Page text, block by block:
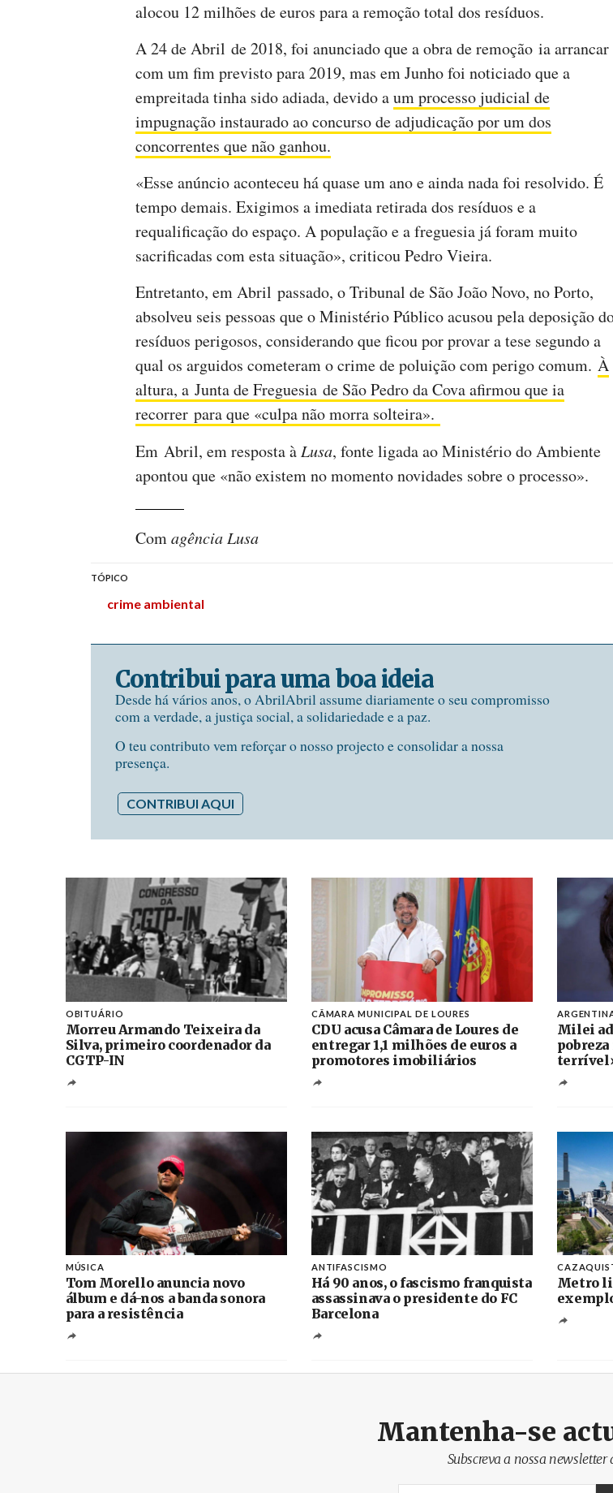
alocou 12 milhões de euros para a remoção total dos resíduos.
A 24 de Abril de 2018, foi anunciado que a obra de remoção ia arrancar
com um fim previsto para 2019, mas em Junho foi noticiado que a
empreitada tinha sido adiada, devido aum processo judicial de
impugnação instaurado ao concurso de adjudicação por um dos
concorrentes que não ganhou.
«Esse anúncio aconteceu há quase um ano e ainda nada foi resolvido. É
tempo demais. Exigimos a imediata retirada dos resíduos e a
requalificação do espaço. A população e a freguesia já foram muito
sacrificadas com esta situação», criticou Pedro Vieira.
Entretanto, em Abril passado, o Tribunal de São João Novo, no Porto,
absolveu seis pessoas que o Ministério Público acusou pela deposição
resíduos perigosos, considerando que ficou por provar a tese segundo a
qual os arguidos cometeram o crime de poluição com perigo comum. À
altura, a Junta de Freguesia de São Pedro da Cova afirmou que ia
recorrer para que «culpa não morra solteira».
Em Abril, em resposta à Lusa, fonte ligada ao Ministério do Ambiente
apontou que «não existem no momento novidades sobre o processo».
Comagência Lusa
TÓPICO
crime ambiental
Contribui para uma boa ideia
Desde há vários anos, o AbrilAbril assume diariamente o seu compromisso
com a verdade, a justiça social, a solidariedade e a paz.
O teu contributo vem reforçar o nosso projecto e consolidar a nossa
presença.
CONTRIBUI AQUI
OBITUÁRIO
Morreu Armando Teixeira da
Silva, primeiro coordenador da
CGTP-IN
CÂMARA MUNICIPAL DE LOURES
CDU acusa Câmara de Loures de
entregar 1,1 milhões de euros a
promotores imobiliários
Milei
pobreza
MÚSICA
Tom Morello anuncia novo
álbum e dá-nos a banda sonora
para a resistência
ANTIFASCISMO
Há 90 anos, o fascismo franquista
assassinava o presidente do FC
Barcelona
Metro
Mantenha-se
Subscreva a nossa newsletter